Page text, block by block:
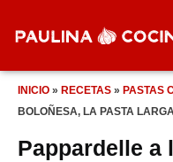
INICIO » RECETAS » PASTAS
BOLOÑESA, LA PASTA
Pappardelle a